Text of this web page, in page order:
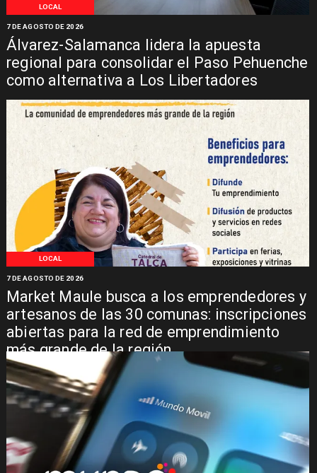
LOCAL
Álvarez-Salamanca lidera la apuesta
regional para consolidar el Paso Pehuenche
como alternativa a Los Libertadores
7 DE AGOSTO DE 2026
LOCAL
Market Maule busca a los emprendedores y
artesanos de las 30 comunas: inscripciones
abiertas para la red de emprendimiento
más grande de la región
7 DE AGOSTO DE 2026